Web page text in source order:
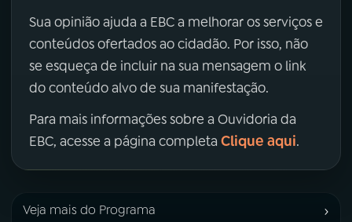
Sua opinião ajuda a EBC a melhorar os serviços e
conteúdos ofertados ao cidadão. Por isso, não
se esqueça de incluir na sua mensagem o link
do conteúdo alvo de sua manifestação.
Para mais informações sobre a Ouvidoria da
EBC, acesse a página completa Clique aqui.
Veja mais do Programa ›